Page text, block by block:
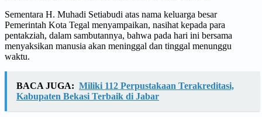
Sementara H. Muhadi Setiabudi atas nama keluarga besar
Pemerintah Kota Tegal menyampaikan, nasihat kepada para
pentakziah, dalam sambutannya, bahwa pada hari ini bersama
menyaksikan manusia akan meninggal dan tinggal menunggu
waktu.
BACA JUGA: Miliki 112 Perpustakaan Terakreditasi,
Kabupaten Bekasi Terbaik di Jabar